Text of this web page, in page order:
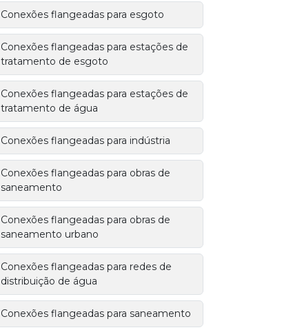
Conexões flangeadas para esgoto
Conexões flangeadas para estações de
tratamento de esgoto
Conexões flangeadas para estações de
tratamento de água
Conexões flangeadas para indústria
Conexões flangeadas para obras de
saneamento
Conexões flangeadas para obras de
saneamento urbano
Conexões flangeadas para redes de
distribuição de água
Conexões flangeadas para saneamento